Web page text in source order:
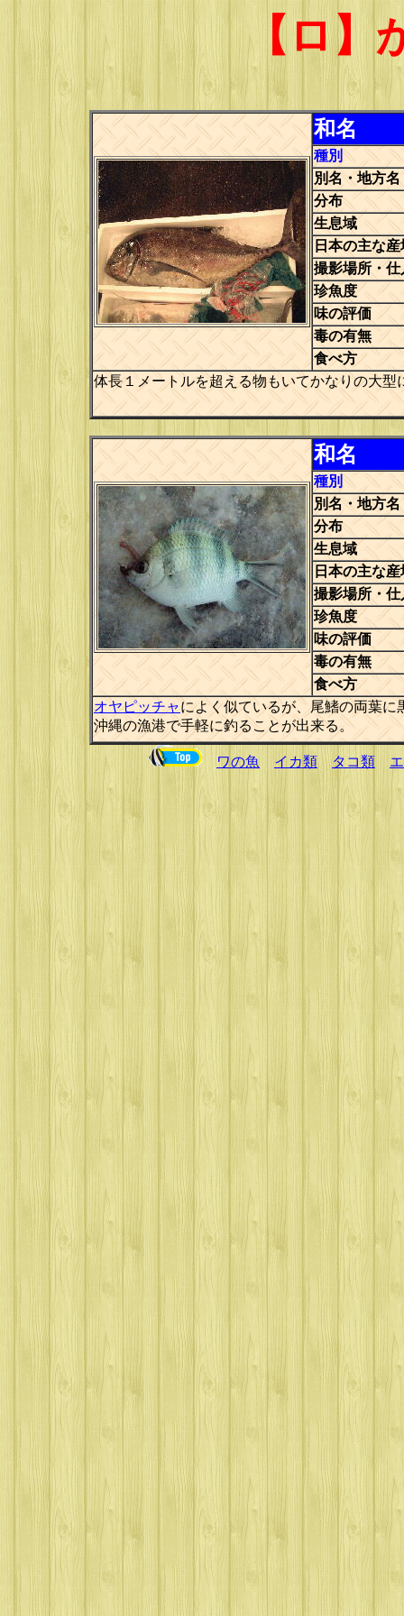
【ロ】
和名
種別
別名・地方名
分布
生息域
日本の主な産
撮影場所・仕
珍魚度
味の評価
毒の有無
食べ方
体長１メートルを超える物もいてかなりの大型
和名
種別
別名・地方名
分布
生息域
日本の主な産
撮影場所・仕
珍魚度
味の評価
毒の有無
食べ方
オヤピッチャによく似ているが、尾鰭の両葉
沖縄の漁港で手軽に釣ることが出来る。
ワの魚 イカ類 タコ類